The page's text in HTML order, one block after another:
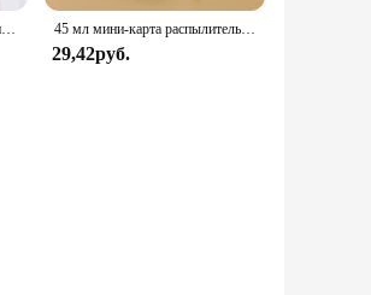
Модная женская косметичка на молнии, маленькая косметичка для путешествий, женский клатч для косметики, кошелек, органайзер для туалетных принадлежностей, чехол 45 мл мини-карта распылитель дезинфицирующее средство для рук бутылки с спиртом многоразовые бутылки дорожный пресс портативный косметический инструмент для разлива косметики
29,42руб.